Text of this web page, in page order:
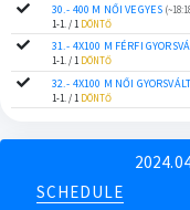
30.- 400 M NŐI VEGYES
1-1. / 1 DÖNTŐ
31.- 4X100 M FÉRFI
1-1. / 1 DÖNTŐ
32.- 4X100 M NŐI
1-1. / 1 DÖNTŐ
SCHEDULE